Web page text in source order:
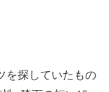
を探していたもの